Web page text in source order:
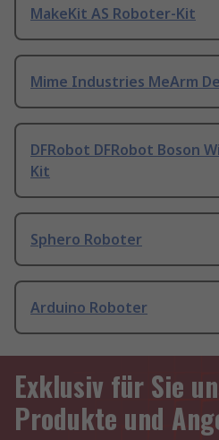
MakeKit AS Roboter-Kit
Mime Industries MeArm
DFRobot DFRobot Boson
Kit
Sphero Roboter
Arduino Roboter
Exklusiv für Sie
Produkte und